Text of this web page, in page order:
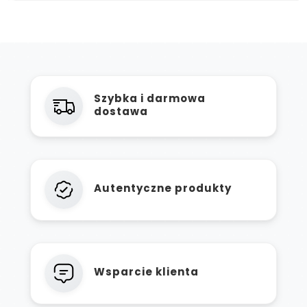
Szybka i darmowa
dostawa
Autentyczne produkty
Wsparcie klienta